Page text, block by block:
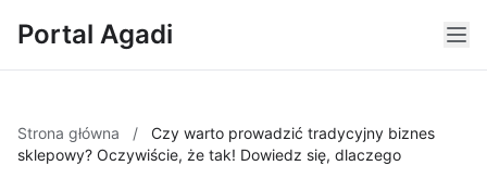
Portal Agadi
Strona główna /
Czy warto prowadzić tradycyjny biznes
sklepowy? Oczywiście, że tak! Dowiedz się, dlaczego